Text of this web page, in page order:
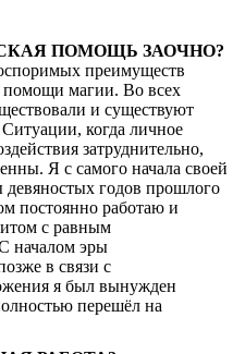
ПОМОЩЬ ЗАОЧНО?
преимуществ
магии. Во всех
и существуют
когда личное
затруднительно,
Я с самого начала своей
девяностых годов прошлого
постоянно работаю и
с равным
началом эры
в связи с
я был вынужден
перешёл на